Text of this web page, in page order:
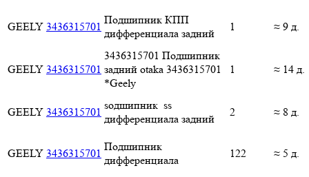
GEELY 3436315701
Подшипник КПП
дифференциала задний
1 ≈ 9 д.
GEELY 3436315701
3436315701 Подшипник
задний otaka 3436315701
*Geely
1 ≈ 14 д.
GEELY 3436315701
ѕодшипник ѕѕ
дифференциала задний
2 ≈ 8 д.
GEELY 3436315701
Подшипник
дифференциала
122 ≈ 5 д.